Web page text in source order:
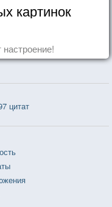
картинок
цитат